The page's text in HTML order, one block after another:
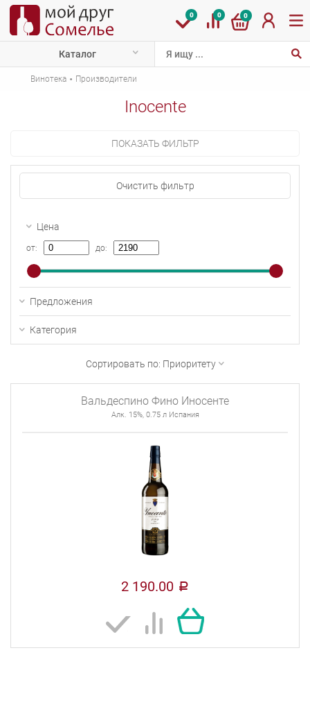
0 0 0
Каталог
Винотека · Производители
Inocente
ПОКАЗАТЬ ФИЛЬТР
Очистить фильтр
Цена
от: до:
Предложения
Категория
Сортировать по: Приоритету
Вальдеспино Фино Иносенте
Алк. 15%, 0.75 л Испания
2 190.00 a